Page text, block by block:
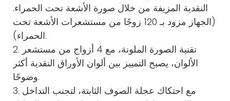
النقدية المزيفة من خلال صورة الأشعة تحت الحمراء.
(الجهاز مزود بـ 120 زوجًا من مستشعرات الأشعة تحت
الحمراء).
2. تقنية الصورة الملونة، مع 4 أزواج من مستشعر
الألوان، يصبح التمييز بين ألوان الأوراق النقدية أكثر
وضوحًا.
3. مع احتكاك عجلة الصوف الثابتة، لتجنب التداخل